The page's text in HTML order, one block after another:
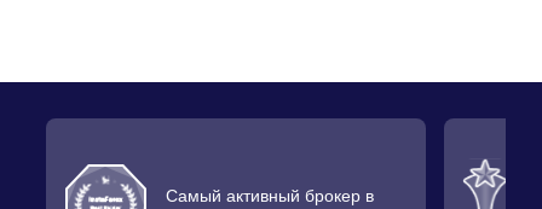
Самый активный брокер в